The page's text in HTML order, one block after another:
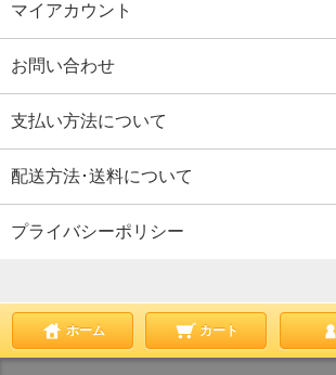
マイアカウント
お問い合わせ
支払い方法について
配送方法･送料について
プライバシーポリシー
ホーム カート